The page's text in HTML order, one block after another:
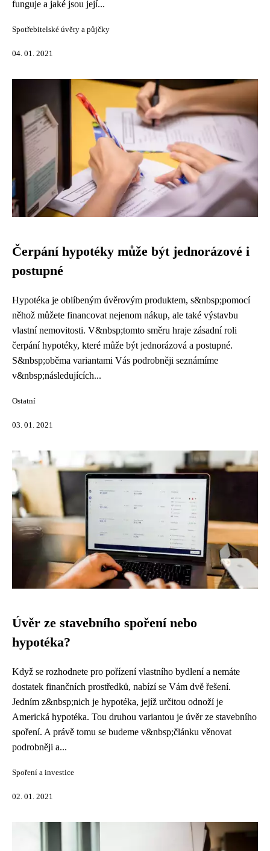
funguje a jaké jsou její...
Spotřebitelské úvěry a půjčky
04. 01. 2021
Čerpání hypotéky může být jednorázové i
postupné
Hypotéka je oblíbeným úvěrovým produktem, s&nbsp;pomocí
něhož můžete financovat nejenom nákup, ale také výstavbu
vlastní nemovitosti. V&nbsp;tomto směru hraje zásadní roli
čerpání hypotéky, které může být jednorázová a postupné.
S&nbsp;oběma variantami Vás podrobněji seznámíme
v&nbsp;následujících...
Ostatní
03. 01. 2021
Úvěr ze stavebního spoření nebo
hypotéka?
Když se rozhodnete pro pořízení vlastního bydlení a nemáte
dostatek finančních prostředků, nabízí se Vám dvě řešení.
Jedním z&nbsp;nich je hypotéka, jejíž určitou odnoží je
Americká hypotéka. Tou druhou variantou je úvěr ze stavebního
spoření. A právě tomu se budeme v&nbsp;článku věnovat
podrobněji a...
Spoření a investice
02. 01. 2021